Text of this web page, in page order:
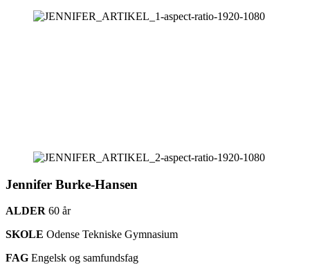
Jennifer Burke-Hansen
ALDER 60 år
SKOLE Odense Tekniske Gymnasium
FAG Engelsk og samfundsfag